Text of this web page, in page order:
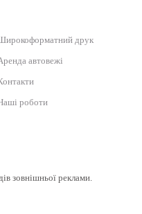
друк
автовежі
роботи
зовнішньої реклами.